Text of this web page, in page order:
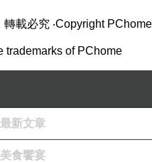
轉載必究 ‧Copyright PChome
trademarks of PChome
最新文章
美食饗宴